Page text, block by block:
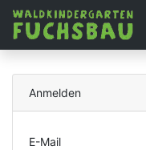
Anmelden
E-Mail